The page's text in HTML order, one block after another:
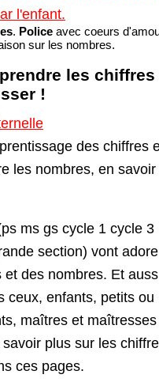
l'enfant.
. Police avec coeurs
sur les nombres.
les chiffres
!
des chiffres
les nombres, en
ms gs cycle 1 cycle 3
section) vont
des nombres. Et
ceux, enfants, petits ou
maîtres et maîtresses
plus sur les
ces pages.